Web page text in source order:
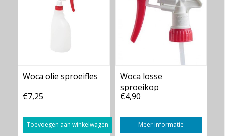
Woca olie sproeifles
€7,25
Toevoegen aan winkelwagen
Woca losse
sproeikop
€4,90
Meer informatie